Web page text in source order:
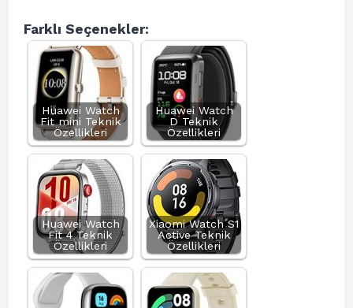
Farklı Seçenekler:
Huawei Watch
Fit mini Teknik
Özellikleri
Huawei Watch
D Teknik
Özellikleri
Huawei Watch
Fit 4 Teknik
Özellikleri
Xiaomi Watch S1
Active Teknik
Özellikleri